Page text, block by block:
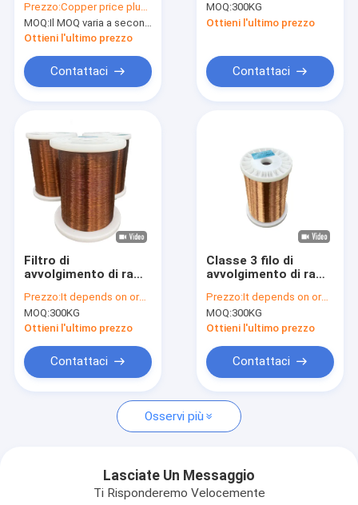
Prodotti
Spettacolo VR
Chi Siamo
Contattaci
Notizie
Chiedi un preventivo
filtro di rame rotondo smaltato
con isolamento da
0,01 mm a 0,5 mm
Prezzo:Copper price plus processing fee plus freight
MOQ:Il MOQ varia a seconda della dimensione della specifica
Ottieni l'ultimo prezzo
Contattaci
ossigeno per
apparecchiature
MOQ:300KG
Ottieni l'ultimo prezzo
Contattaci
Filtro di
avvolgimento di rame
0,10 mm-3,35 mm di
diametro per
avvolgimento di rame
Prezzo:It depends on order
MOQ:300KG
Ottieni l'ultimo prezzo
Contattaci
Classe 3 filo di
avvolgimento di rame
di smalto per un
funzionamento
elettrico regolare
Prezzo:It depends on order
MOQ:300KG
Ottieni l'ultimo prezzo
Contattaci
Osservi più
Lasciate Un Messaggio
Ti Risponderemo Velocemente